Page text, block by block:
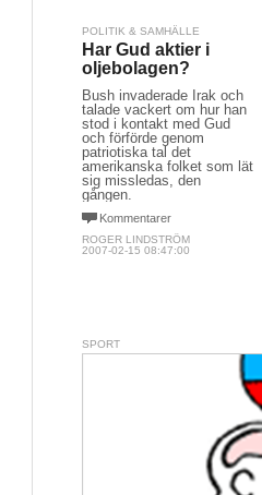
POLITIK & SAMHÄLLE
Har Gud aktier i
oljebolagen?
Bush invaderade Irak och
talade vackert om hur han
stod i kontakt med Gud
och förförde genom
patriotiska tal det
amerikanska folket som lät
sig missledas, den
gången.
Kommentarer
ROGER LINDSTRÖM
2007-02-15 08:47:00
SPORT